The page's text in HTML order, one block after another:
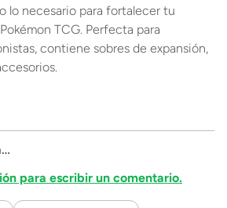
lo necesario para fortalecer tu
TCG. Perfecta para
contiene sobres de expansión,
para escribir un comentario.